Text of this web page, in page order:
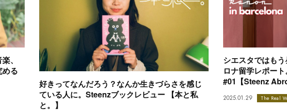
、
る
好きってなんだろう？なんか生きづらさを感じ
ている人に。Steenzブックレビュー 【本と私
と。】
シエスタではも
ロナ留学レポー
#01【Steenz
2025.01.29 The Real